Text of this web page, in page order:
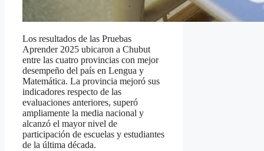
Los resultados de las Pruebas
Aprender 2025 ubicaron a Chubut
entre las cuatro provincias con mejor
desempeño del país en Lengua y
Matemática. La provincia mejoró sus
indicadores respecto de las
evaluaciones anteriores, superó
ampliamente la media nacional y
alcanzó el mayor nivel de
participación de escuelas y estudiantes
de la última década.